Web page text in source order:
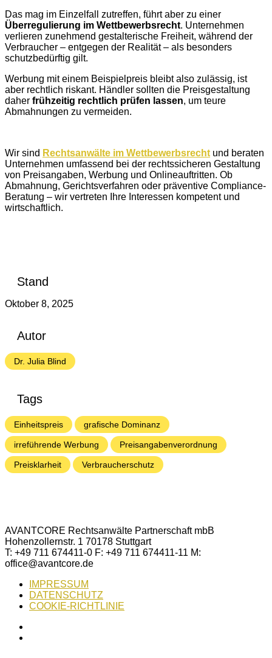
Das mag im Einzelfall zutreffen, führt aber zu einer
Überregulierung im Wettbewerbsrecht. Unternehmen
verlieren zunehmend gestalterische Freiheit, während der
Verbraucher – entgegen der Realität – als besonders
schutzbedürftig gilt.
Werbung mit einem Beispielpreis bleibt also zulässig, ist
aber rechtlich riskant. Händler sollten die Preisgestaltung
daher frühzeitig rechtlich prüfen lassen, um teure
Abmahnungen zu vermeiden.
Wir sind Rechtsanwälte im Wettbewerbsrecht und beraten
Unternehmen umfassend bei der rechtssicheren Gestaltung
von Preisangaben, Werbung und Onlineauftritten. Ob
Abmahnung, Gerichtsverfahren oder präventive Compliance-
Beratung – wir vertreten Ihre Interessen kompetent und
wirtschaftlich.
Stand
Oktober 8, 2025
Autor
Dr. Julia Blind
Tags
Einheitspreis grafische Dominanz
irreführende Werbung Preisangabenverordnung
Preisklarheit Verbraucherschutz
AVANTCORE Rechtsanwälte Partnerschaft mbB
Hohenzollernstr. 1 70178 Stuttgart
T: +49 711 674411-0 F: +49 711 674411-11 M:
office@avantcore.de
IMPRESSUM
DATENSCHUTZ
COOKIE-RICHTLINIE